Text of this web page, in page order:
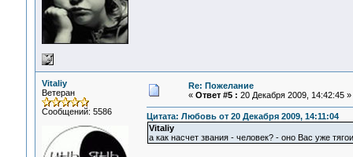
Vitaliy
Ветеран
Сообщений: 5586
Re: Пожелание
« Ответ #5 : 20 Декабря 2009, 14:42:45 »
Цитата: Любовь от 20 Декабря 2009, 14:11:04
Vitaliy
а как насчет звания - человек? - оно Вас уже